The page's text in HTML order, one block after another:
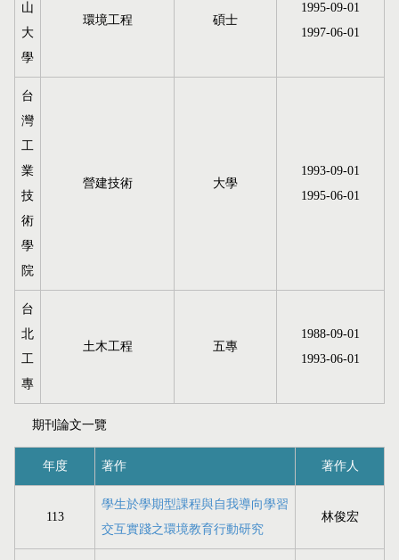
山
大
學
環境工程 碩士
1995-09-01
1997-06-01
台
灣
工
業
技
術
學
院
營建技術 大學
1993-09-01
1995-06-01
台
北
工
專
土木工程 五專
1988-09-01
1993-06-01
期刊論文一覽
年度 著作 著作人
113
學生於學期型課程與自我導向學習
交互實踐之環境教育行動研究
林俊宏